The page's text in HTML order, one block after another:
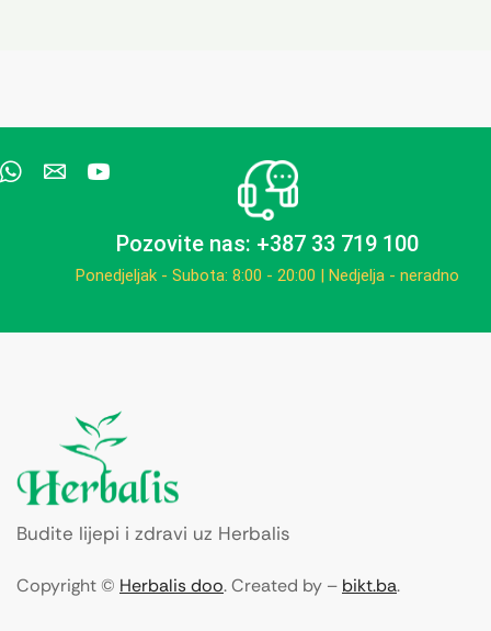
Pozovite nas: +387 33 719 100
Ponedjeljak - Subota: 8:00 - 20:00 | Nedjelja - neradno
Budite lijepi i zdravi uz Herbalis
Copyright © Herbalis doo. Created by – bikt.ba.